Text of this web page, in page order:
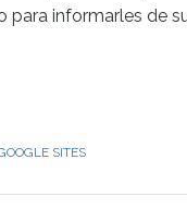
informarles de
SITES